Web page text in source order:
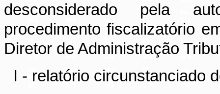
desconsiderado pela
procedimento fiscalizatório
Diretor de Administração
I - relatório circunstanciado